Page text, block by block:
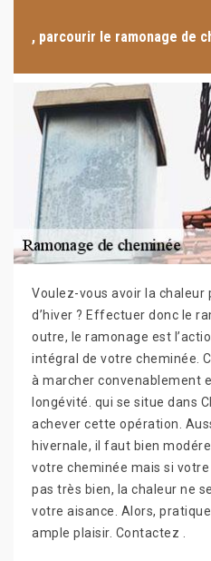
, parcourir le ramonage de
Voulez-vous avoir la
d’hiver ? Effectuer donc le
outre, le ramonage est
intégral de votre cheminée.
à marcher convenablement
longévité. qui se situe dans
achever cette opération.
hivernale, il faut bien
votre cheminée mais si
pas très bien, la chaleur ne
votre aisance. Alors,
ample plaisir. Contactez .